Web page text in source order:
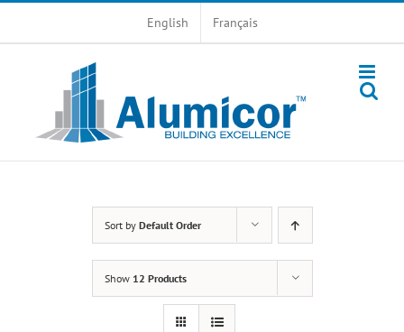
English Français
Sort by Default Order
Show 12 Products